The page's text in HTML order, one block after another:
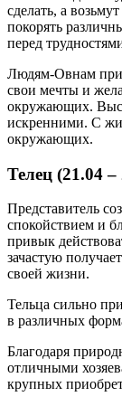
сделать, а
покорять
перед
Людям-Овнам
свои мечты и
окружающих.
искренними. С
окружающих.
Телец (21.04 –
Представитель
спокойствием и
привык
зачастую
своей жизни.
Тельца сильно
в различных
Благодаря
отличными
крупных